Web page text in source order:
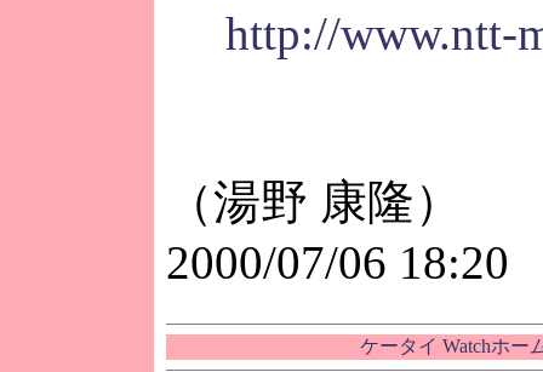
http://www.ntt-
（湯野 康隆）
2000/07/06 18:20
ケータイ Watchホー